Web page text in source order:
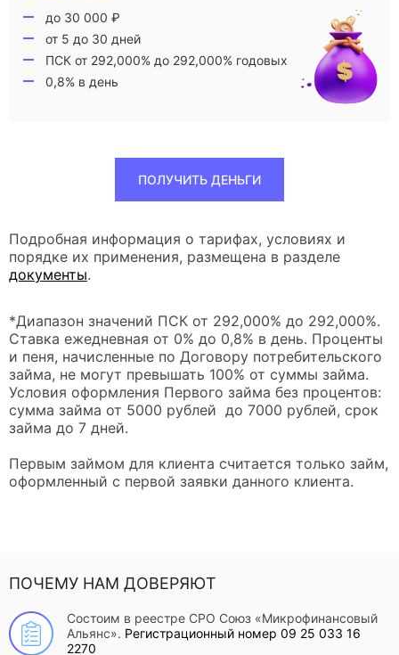
до 30 000 ₽
от 5 до 30 дней
ПСК от 292,000% до 292,000% годовых
0,8% в день
ПОЛУЧИТЬ ДЕНЬГИ
Подробная информация о тарифах, условиях и
порядке их применения, размещена в разделе
документы.
*Диапазон значений ПСК от 292,000% до 292,000%.
Ставка ежедневная от 0% до 0,8% в день. Проценты
и пеня, начисленные по Договору потребительского
займа, не могут превышать 100% от суммы займа.
Условия оформления Первого займа без процентов:
сумма займа от 5000 рублей до 7000 рублей, срок
займа до 7 дней.
Первым займом для клиента считается только займ,
оформленный с первой заявки данного клиента.
ПОЧЕМУ НАМ ДОВЕРЯЮТ
Состоим в реестре СРО Союз «Микрофинансовый
Альянс». Регистрационный номер 09 25 033 16
2270